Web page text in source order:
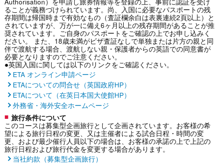
ることが義務づけられています。尚、入国に必要なパスポートの残
存期間は帰国時まで有効なもの（査証欄余白は表裏連続2頁以上）と
されていますが、万が一に備え6ヶ月以上の残存期間があることが推
奨されています。ご自身のパスポートをご確認の上でお申し込みく
ださい。 また、18歳未満がビザ査証なしで単独または片方の親と同
伴で渡航する場合、渡航しない親・保護者からの英語での同意書が
必要となりますのでご注意ください。
●英国入国に関しては以下のリンクをご確認ください。
ETA オンライン申請ページ
ETAについての問合せ（英国政府HP）
ETAについて（在英日本国大使館HP）
外務省・海外安全ホームページ
旅行条件について
このコースは募集型企画旅行として企画されています。お客様の希
望による旅行日程の変更、又は主催者による試合日程・時間の変
更、および最少催行人員以下の場合は、お客様の承諾の上で上記の
旅行日程および旅行代金を変更する場合があります。
当社約款（募集型企画旅行）